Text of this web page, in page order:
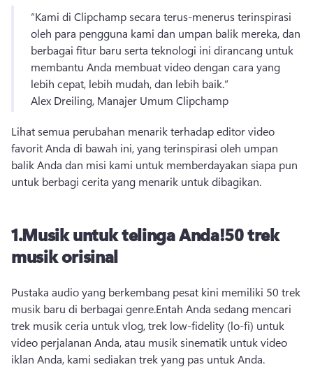
“Kami di Clipchamp secara terus-menerus terinspirasi
oleh para pengguna kami dan umpan balik mereka, dan
berbagai fitur baru serta teknologi ini dirancang untuk
membantu Anda membuat video dengan cara yang
lebih cepat, lebih mudah, dan lebih baik.”
Alex Dreiling, Manajer Umum Clipchamp
Lihat semua perubahan menarik terhadap editor video
favorit Anda di bawah ini, yang terinspirasi oleh umpan
balik Anda dan misi kami untuk memberdayakan siapa pun
untuk berbagi cerita yang menarik untuk dibagikan.
1.Musik untuk telinga Anda!50 trek
musik orisinal
Pustaka audio yang berkembang pesat kini memiliki 50 trek
musik baru di berbagai genre.Entah Anda sedang mencari
trek musik ceria untuk vlog, trek low-fidelity (lo-fi) untuk
video perjalanan Anda, atau musik sinematik untuk video
iklan Anda, kami sediakan trek yang pas untuk Anda.